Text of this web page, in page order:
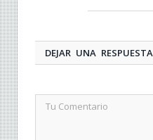
DEJAR UNA RESPUESTA